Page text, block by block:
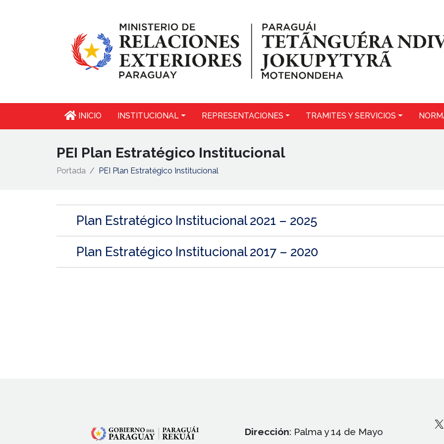
INICIO INSTITUCIONAL REPRESENTACIONES TRAMITES Y SERVICIOS
PEI Plan Estratégico Institucional
Portada PEI Plan Estratégico Institucional
Plan Estratégico Institucional 2021 – 2025
Plan Estratégico Institucional 2017 – 2020
Dirección: Palma y 14 de Mayo
X